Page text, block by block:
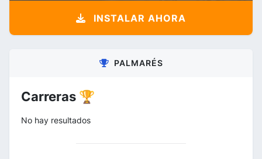
INSTALAR AHORA
PALMARÉS
Carreras 🏆
No hay resultados